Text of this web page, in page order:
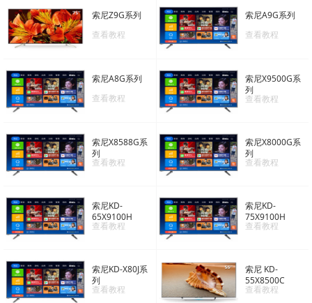
索尼Z9G系列
查看教程
索尼A9G系列
查看教程
索尼A8G系列
查看教程
索尼X9500G系
列
查看教程
索尼X8588G系
列
查看教程
索尼X8000G系
列
查看教程
索尼KD-
65X9100H
查看教程
索尼KD-
75X9100H
查看教程
索尼KD-X80J系
列
查看教程
索尼 KD-
55X8500C
查看教程